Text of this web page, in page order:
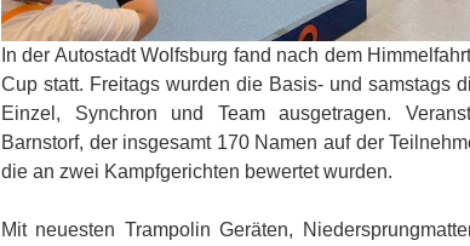
In der Autostadt Wolfsburg fand nach dem
Cup statt. Freitags wurden die Basis- und samstags
Einzel, Synchron und Team ausgetragen.
Barnstorf, der insgesamt 170 Namen auf der
die an zwei Kampfgerichten bewertet wurden.
Mit neuesten Trampolin Geräten,